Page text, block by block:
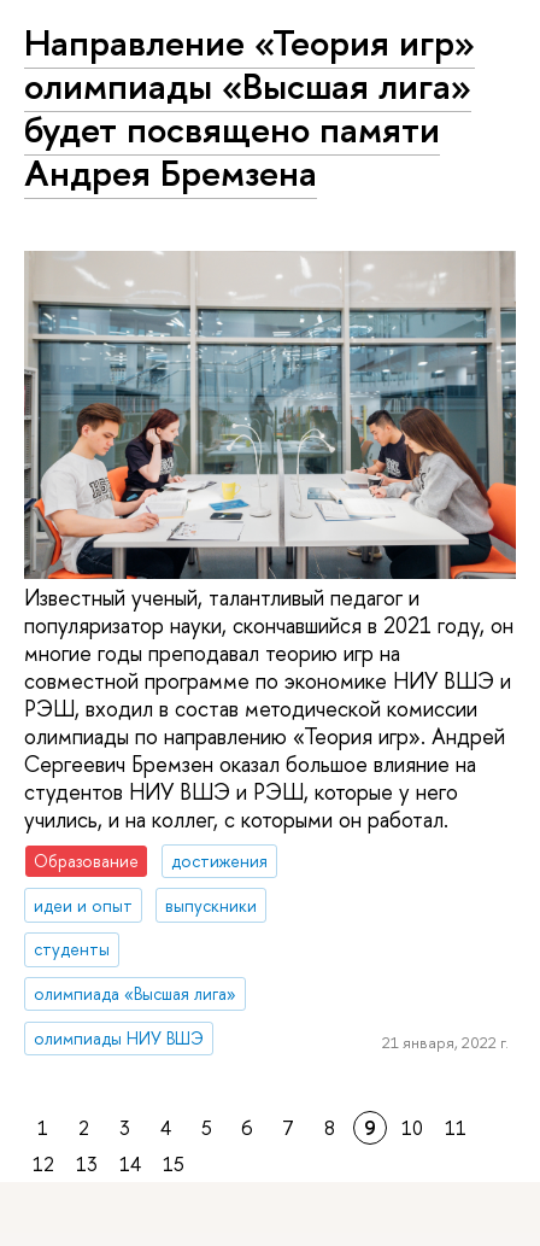
Направление «Теория игр»
олимпиады «Высшая лига»
будет посвящено памяти
Андрея Бремзена
Известный ученый, талантливый педагог и
популяризатор науки, скончавшийся в 2021 году, он
многие годы преподавал теорию игр на
совместной программе по экономике НИУ ВШЭ и
РЭШ, входил в состав методической комиссии
олимпиады по направлению «Теория игр». Андрей
Сергеевич Бремзен оказал большое влияние на
студентов НИУ ВШЭ и РЭШ, которые у него
учились, и на коллег, с которыми он работал.
Образование
достижения
идеи и опыт
выпускники
студенты
олимпиада «Высшая лига»
олимпиады НИУ ВШЭ
21 января, 2022 г.
1 2 3 4 5 6 7 8 9 10
11
12
13 14 15